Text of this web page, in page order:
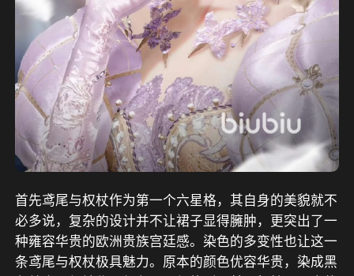
首先鸢尾与权杖作为第一个六星格，其自身的美貌就不
必多说，复杂的设计并不让裙子显得臃肿，更突出了一
种雍容华贵的欧洲贵族宫廷感。染色的多变性也让这一
条鸢尾与权杖极具魅力。原本的颜色优容华贵，染成黑